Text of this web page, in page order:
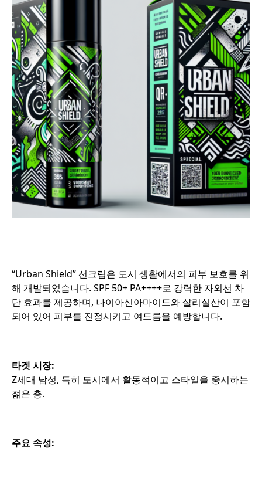
“Urban Shield” 선크림은 도시 생활에서의 피부 보호를 위
해 개발되었습니다. SPF 50+ PA++++로 강력한 자외선 차
단 효과를 제공하며, 나이아신아마이드와 살리실산이 포함
되어 있어 피부를 진정시키고 여드름을 예방합니다.
타겟 시장:
Z세대 남성, 특히 도시에서 활동적이고 스타일을 중시하는
젊은 층.
주요 속성: